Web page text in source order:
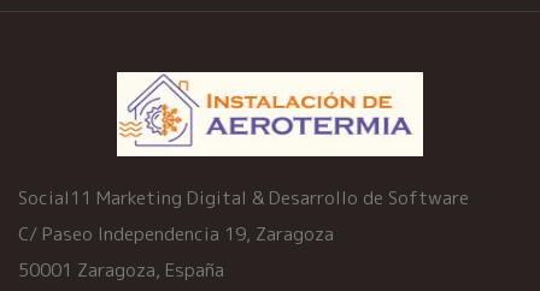
Social11 Marketing Digital & Desarrollo de Software
C/ Paseo Independencia 19, Zaragoza
50001 Zaragoza, España